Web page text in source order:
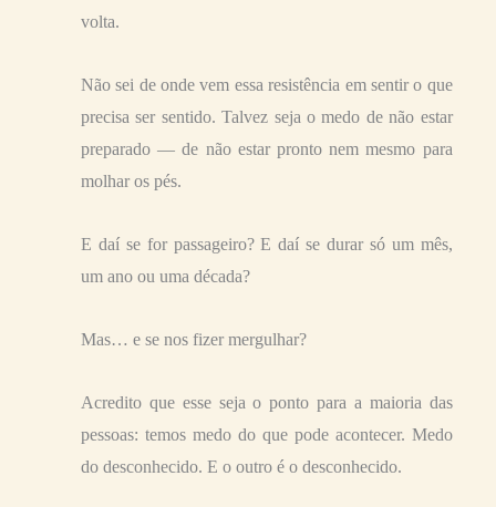
volta.
Não sei de onde vem essa resistência em sentir o que
precisa ser sentido. Talvez seja o medo de não estar
preparado — de não estar pronto nem mesmo para
molhar os pés.
E daí se for passageiro? E daí se durar só um mês,
um ano ou uma década?
Mas… e se nos fizer mergulhar?
Acredito que esse seja o ponto para a maioria das
pessoas: temos medo do que pode acontecer. Medo
do desconhecido. E o outro é o desconhecido.